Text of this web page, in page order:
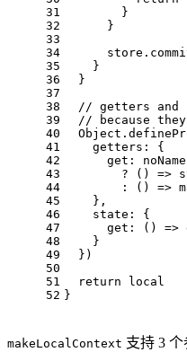
31
32
33
34
35
36
37
38
39
40
41
42
43
44
45
46
47
48
49
50
51
52
        }
      }
      store.
    }
  }
// getters and
// because
Object .
getters : {
get :
        ?
() =>
        :
() =>
    },
state : {
get : () =>
    }
  })
return local
}
makeLocalContext 支持 3 个